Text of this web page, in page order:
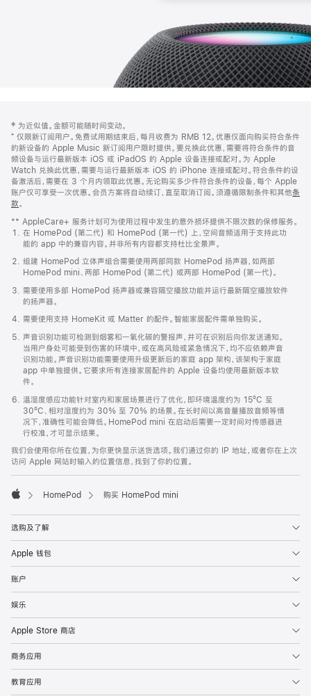
页
页
脚
注
‡ 为近似值。金额可能随时间变动。
⁺ 仅限新订阅用户。免费试用期结束后，每月收费为 RMB 12。优惠仅面向购买符合条件
的新设备的 Apple Music 新订阅用户限时提供。要兑换此优惠，需要将符合条件的音
频设备与运行最新版本 iOS 或 iPadOS 的 Apple 设备连接或配对。为 Apple
Watch 兑换此优惠，需要与运行最新版本 iOS 的 iPhone 连接或配对。符合条件的设
备激活后，需要在 3 个月内领取此优惠。无论购买多少件符合条件的设备，每个 Apple
账户仅可享受一次优惠。会员方案将自动续订，直至取消订阅。须遵循限制条件和其他条
款。
窗
口
中
打
开)
** AppleCare+ 服务计划可为使用过程中发生的意外损坏提供不限次数的保修服务。
在 HomePod (第二代) 和 HomePod (第一代) 上，空间音频适用于支持此功
能的 app 中的兼容内容。并非所有内容都支持杜比全景声。
组建 HomePod 立体声组合需要使用两部同款 HomePod 扬声器，如两部
HomePod mini、两部 HomePod (第二代) 或两部 HomePod (第一代)。
需要使用多部 HomePod 扬声器或兼容隔空播放功能并运行最新隔空播放软件
的扬声器。
需要使用支持 HomeKit 或 Matter 的配件。智能家居配件需单独购买。
声音识别功能可检测到烟雾和一氧化碳的警报声，并可在识别后向你发送通知。
当用户身处可能受到伤害的环境中，或在高风险或紧急情况下，均不应依赖声音
识别功能。声音识别功能需要使用升级更新后的家庭 app 架构，该架构于家庭
app 中单独提供。它要求所有连接家居配件的 Apple 设备均使用最新版本软
件。
温湿度感应功能针对室内和家居场景进行了优化，即环境温度约为 15ºC 至
30ºC、相对湿度约为 30% 至 70% 的场景。在长时间以高音量播放音频等情
况下，准确性可能会降低。HomePod mini 在启动后需要一定时间对传感器进
行校准，才可显示结果。
我们会使用你所在位置，为你更快显示送货选项。我们通过你的 IP 地址，或者你在上次
访问 Apple 网站时输入的位置信息，找到了你的位置。
HomePod 购买 HomePod mini
选购及了解
Apple 钱包
账户
娱乐
Apple Store 商店
商务应用
教育应用